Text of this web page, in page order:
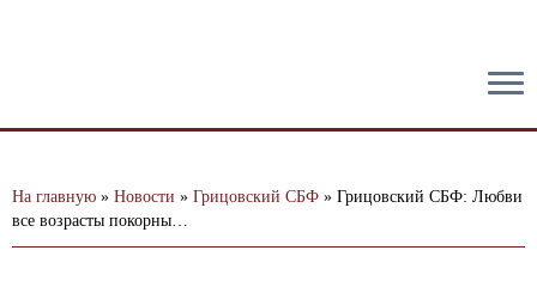
На главную » Новости » Грицовский СБФ » Грицовский СБФ: Любви
все возрасты покорны…